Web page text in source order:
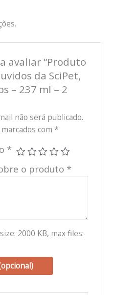
avaliar “Produto
da SciPet,
– 237 ml – 2
não será publicado.
com *
*
o produto *
2000 KB, max files: